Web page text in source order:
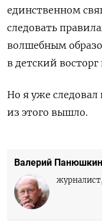
единственном
следовать
волшебным
в детский восторг
Но я уже
из этого вышло.
Валерий Панюшкин